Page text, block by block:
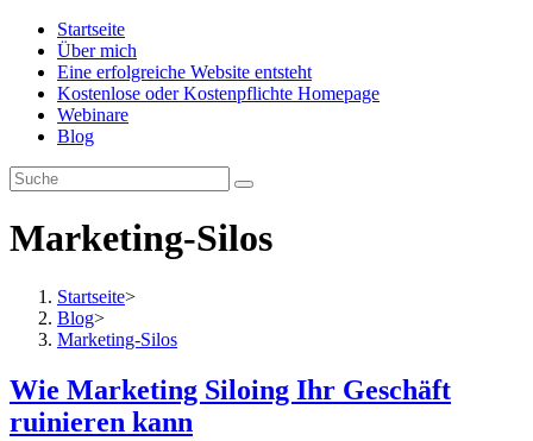
Startseite
Über mich
Eine erfolgreiche Website entsteht
Kostenlose oder Kostenpflichte Homepage
Webinare
Blog
Marketing-Silos
Startseite>
Blog>
Marketing-Silos
Wie Marketing Siloing Ihr Geschäft
ruinieren kann